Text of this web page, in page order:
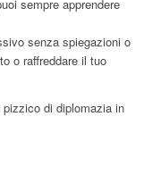
sempre apprendere
senza spiegazioni o
o raffreddare il tuo
di diplomazia in